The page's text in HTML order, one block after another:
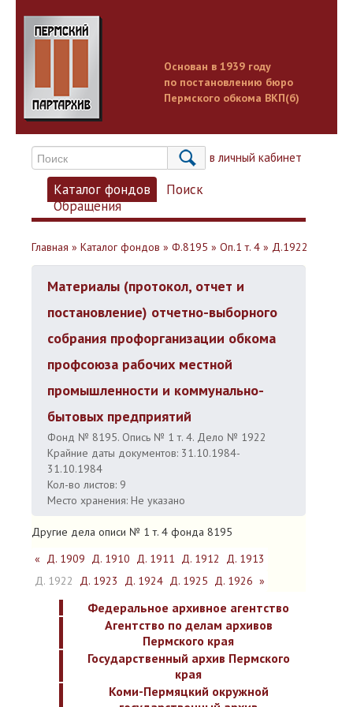
Основан в 1939 году
по постановлению бюро
Пермского обкома ВКП(б)
Вход в личный кабинет
Каталог фондов
Поиск
Обращения
Главная » Каталог фондов » Ф.8195 » Оп.1 т. 4 » Д.1922
Материалы (протокол, отчет и
постановление) отчетно-выборного
собрания профорганизации обкома
профсоюза рабочих местной
промышленности и коммунально-
бытовых предприятий
Фонд № 8195. Опись № 1 т. 4. Дело № 1922
Крайние даты документов: 31.10.1984-
31.10.1984
Кол-во листов: 9
Место хранения: Не указано
Другие дела описи № 1 т. 4 фонда 8195
« Д. 1909 Д. 1910 Д. 1911 Д. 1912
Д. 1913
Д. 1922
Д. 1923 Д. 1924 Д. 1925 Д. 1926 »
Федеральное архивное агентство
Агентство по делам архивов
Пермского края
Государственный архив Пермского
края
Коми-Пермяцкий окружной